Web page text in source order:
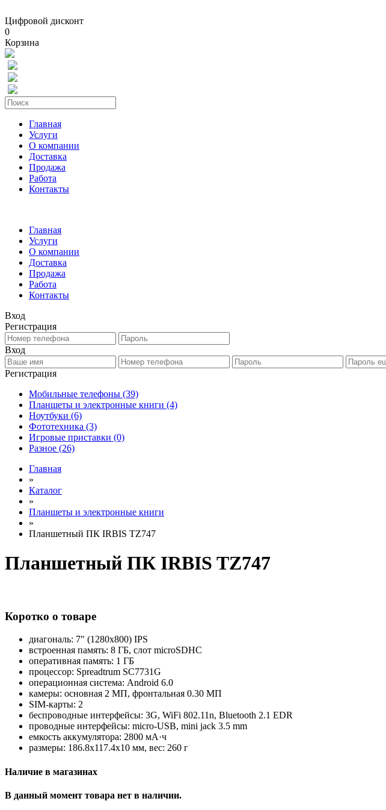
Цифровой дисконт
0
Корзина
Главная
Услуги
О компании
Доставка
Продажа
Работа
Контакты
Главная
Услуги
О компании
Доставка
Продажа
Работа
Контакты
Вход
Регистрация
Вход
Регистрация
Мобильные телефоны (39)
Планшеты и электронные книги (4)
Ноутбуки (6)
Фототехника (3)
Игровые приставки (0)
Разное (26)
Главная
»
Каталог
»
Планшеты и электронные книги
»
Планшетный ПК IRBIS TZ747
Планшетный ПК IRBIS TZ747
Коротко о товаре
диагональ: 7" (1280x800) IPS
встроенная память: 8 ГБ, слот microSDHC
оперативная память: 1 ГБ
процессор: Spreadtrum SC7731G
операционная система: Android 6.0
камеры: основная 2 МП, фронтальная 0.30 МП
SIM-карты: 2
беспроводные интерфейсы: 3G, WiFi 802.11n, Bluetooth 2.1 EDR
проводные интерфейсы: micro-USB, mini jack 3.5 mm
емкость аккумулятора: 2800 мА·ч
размеры: 186.8x117.4x10 мм, вес: 260 г
Наличие в магазинах
В данный момент товара нет в наличии.